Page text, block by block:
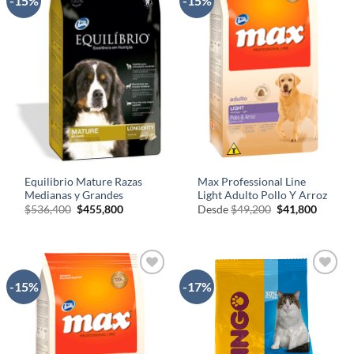
DE
Equilibrio Mature Razas
Medianas y Grandes
$536,400 El
precio
$536,400.
$455,800El
$455,800.
A LA
LISTA
DE
Max Professional Line
Light Adulto Pollo Y Arroz
Desde$49,200 El
precio
$49,200.
$41,800El
-15%
AÑADIR
A LA
LISTA
DE
-17%
AÑADIR
A LA
LISTA
DE
DESEOS